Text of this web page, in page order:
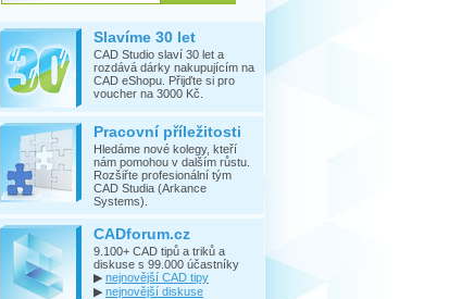
Slavíme 30 let
CAD Studio slaví 30 let a
rozdává dárky nakupujícím na
CAD eShopu. Přijďte si pro
voucher na 3000 Kč.
Pracovní příležitosti
Hledáme nové kolegy, kteří
nám pomohou v dalším růstu.
Rozšiřte profesionální tým
CAD Studia (Arkance
Systems).
CADforum.cz
9.100+ CAD tipů a triků a
diskuse s 99.000 účastníky
▶ nejnovější CAD tipy
▶ nejnovější diskuse